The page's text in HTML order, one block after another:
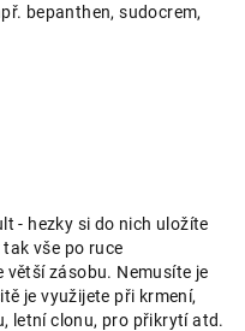
bepanthen, sudocrem,
- hezky si do nich uložíte
vše po ruce
větší zásobu. Nemusíte je
je využijete při krmení,
letní clonu, pro přikrytí atd.